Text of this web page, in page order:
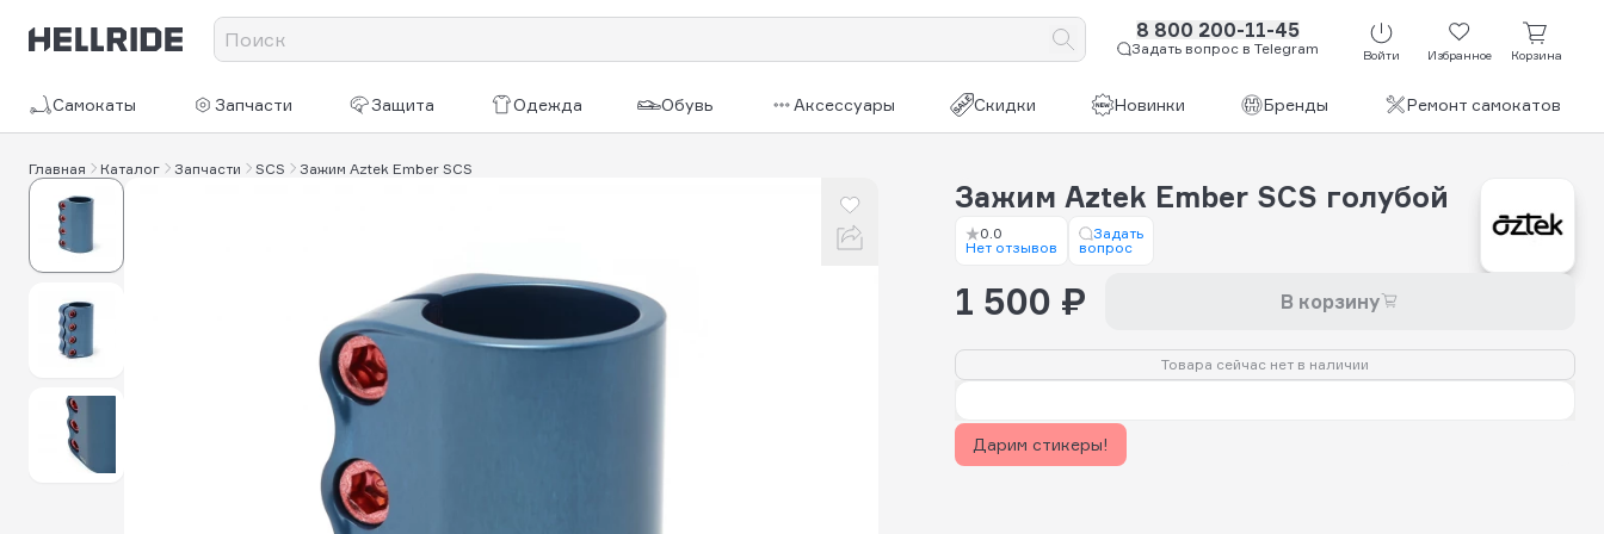
8 800 200-11-45
Задать вопрос в Telegram Войти Избранное Корзина
Самокаты Запчасти Защита Одежда Обувь Аксессуары Скидки Новинки Бренды Ремонт самокатов
Главная Каталог Запчасти SCS Зажим Aztek Ember SCS
Зажим Aztek Ember SCS голубой
0.0
Нет отзывов
Задать
вопрос
1 500 ₽ В корзину
Товара сейчас нет в наличии
Дарим стикеры!